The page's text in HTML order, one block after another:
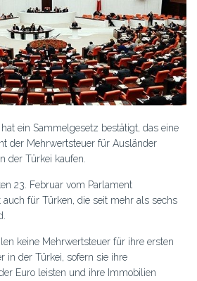
ein Sammelgesetz bestätigt, das eine
der Mehrwertsteuer für Ausländer
der Türkei kaufen.
23. Februar vom Parlament
für Türken, die seit mehr als sechs
keine Mehrwertsteuer für ihre ersten
in der Türkei, sofern sie ihre
Euro leisten und ihre Immobilien